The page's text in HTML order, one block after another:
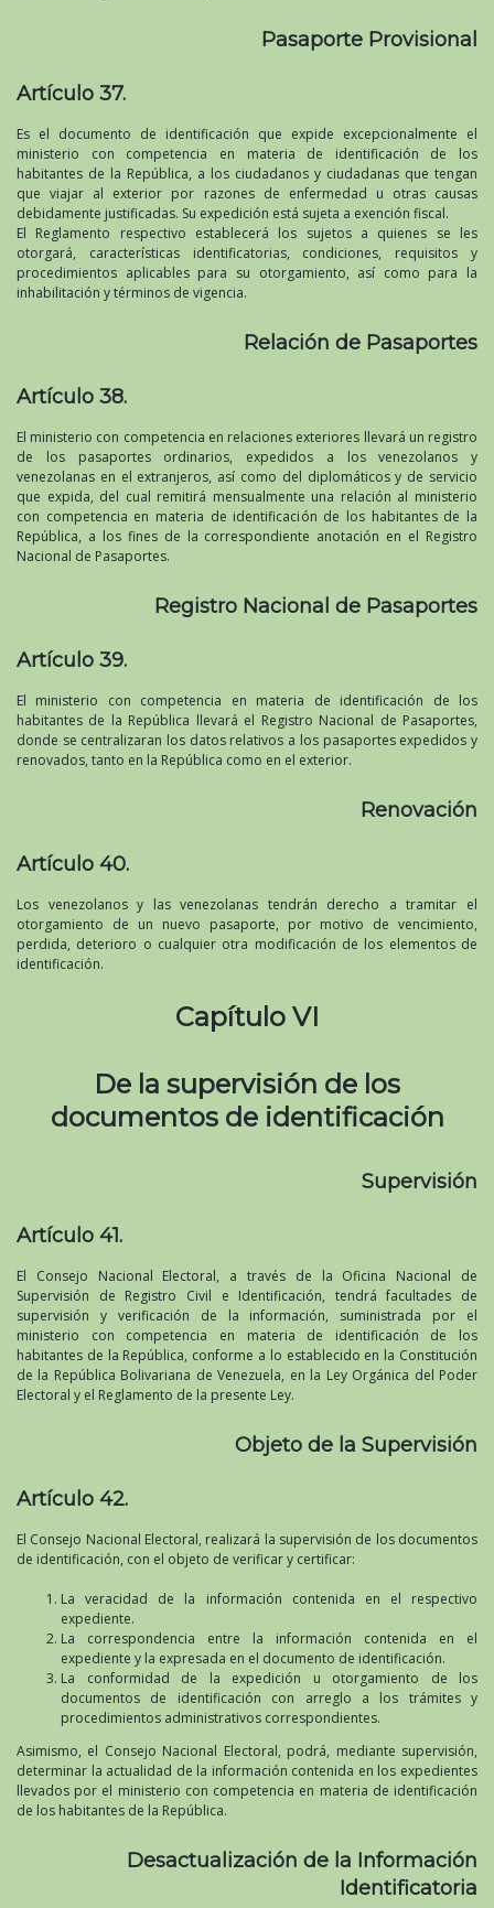
Pasaporte Provisional
Artículo 37.
Es el documento de identificación que expide excepcionalmente el
ministerio con competencia en materia de identificación de los
habitantes de la República, a los ciudadanos y ciudadanas que tengan
que viajar al exterior por razones de enfermedad u otras causas
debidamente justificadas. Su expedición está sujeta a exención fiscal.
El Reglamento respectivo establecerá los sujetos a quienes se les
otorgará, características identificatorias, condiciones, requisitos y
procedimientos aplicables para su otorgamiento, así como para la
inhabilitación y términos de vigencia.
Relación de Pasaportes
Artículo 38.
El ministerio con competencia en relaciones exteriores llevará un registro
de los pasaportes ordinarios, expedidos a los venezolanos y
venezolanas en el extranjeros, así como del diplomáticos y de servicio
que expida, del cual remitirá mensualmente una relación al ministerio
con competencia en materia de identificación de los habitantes de la
República, a los fines de la correspondiente anotación en el Registro
Nacional de Pasaportes.
Registro Nacional de Pasaportes
Artículo 39.
El ministerio con competencia en materia de identificación de los
habitantes de la República llevará el Registro Nacional de Pasaportes,
donde se centralizaran los datos relativos a los pasaportes expedidos y
renovados, tanto en la República como en el exterior.
Renovación
Artículo 40.
Los venezolanos y las venezolanas tendrán derecho a tramitar el
otorgamiento de un nuevo pasaporte, por motivo de vencimiento,
perdida, deterioro o cualquier otra modificación de los elementos de
identificación.
Capítulo VI
De la supervisión de los
documentos de identificación
Supervisión
Artículo 41.
El Consejo Nacional Electoral, a través de la Oficina Nacional de
Supervisión de Registro Civil e Identificación, tendrá facultades de
supervisión y verificación de la información, suministrada por el
ministerio con competencia en materia de identificación de los
habitantes de la República, conforme a lo establecido en la Constitución
de la República Bolivariana de Venezuela, en la Ley Orgánica del Poder
Electoral y el Reglamento de la presente Ley.
Objeto de la Supervisión
Artículo 42.
El Consejo Nacional Electoral, realizará la supervisión de los documentos
de identificación, con el objeto de verificar y certificar:
La veracidad de la información contenida en el respectivo
expediente.
La correspondencia entre la información contenida en el
expediente y la expresada en el documento de identificación.
La conformidad de la expedición u otorgamiento de los
documentos de identificación con arreglo a los trámites y
procedimientos administrativos correspondientes.
Asimismo, el Consejo Nacional Electoral, podrá, mediante supervisión,
determinar la actualidad de la información contenida en los expedientes
llevados por el ministerio con competencia en materia de identificación
de los habitantes de la República.
Desactualización de la Información
Identificatoria